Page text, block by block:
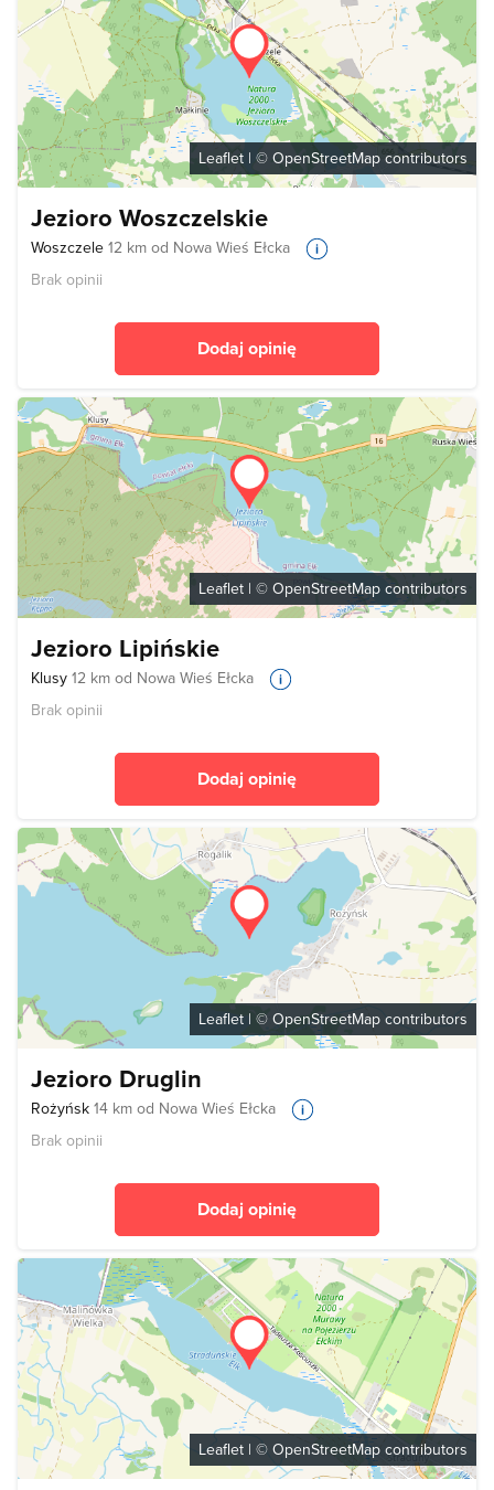
Leaflet | © OpenStreetMap contributors
Jezioro Woszczelskie
Woszczele 12 km od Nowa Wieś Ełcka
Brak opinii
Dodaj opinię
Leaflet | © OpenStreetMap contributors
Jezioro Lipińskie
Klusy 12 km od Nowa Wieś Ełcka
Brak opinii
Dodaj opinię
Leaflet | © OpenStreetMap contributors
Jezioro Druglin
Rożyńsk 14 km od Nowa Wieś Ełcka
Brak opinii
Dodaj opinię
Leaflet | © OpenStreetMap contributors